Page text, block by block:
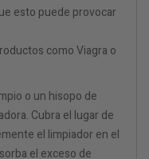
esto puede provocar
como Viagra o
o un hisopo de
Cubra el lugar de
el limpiador en el
el exceso de